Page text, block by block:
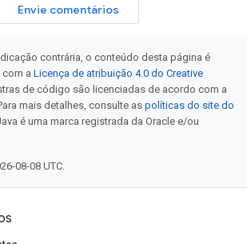
Envie comentários
contrária, o conteúdo desta página é
a Licença de atribuição 4.0 do Creative
de código são licenciadas de acordo com a
mais detalhes, consulte as políticas do site do
é uma marca registrada da Oracle e/ou
08-08 UTC.